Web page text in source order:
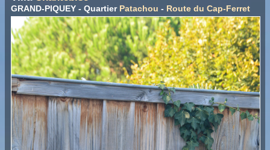
GRAND-PIQUEY - Quartier Patachou - Route du Cap-Ferret